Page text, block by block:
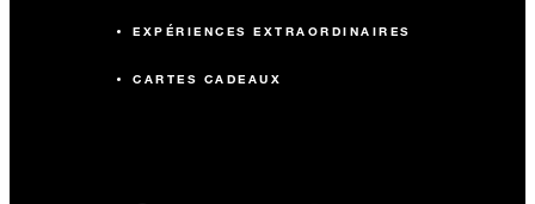
EXPÉRIENCES EXTRAORDINAIRES
CARTES CADEAUX